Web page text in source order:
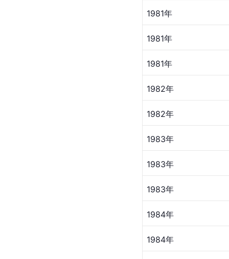
1981年
1981年
1981年
1982年
1982年
1983年
1983年
1983年
1984年
1984年